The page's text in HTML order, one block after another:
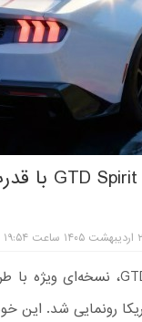
۱۹:۵۴
۲۵۰ سالگی آمریکا